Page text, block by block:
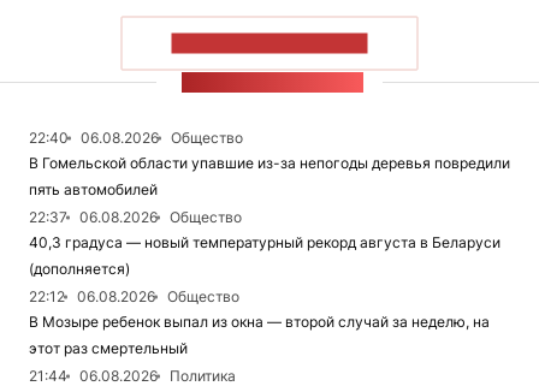
22:40 06.08.2026
Общество
В Гомельской области упавшие из-за непогоды деревья повредили
пять автомобилей
22:37
06.08.2026
Общество
40,3 градуса — новый температурный рекорд августа в Беларуси
(дополняется)
22:12
06.08.2026
Общество
В Мозыре ребенок выпал из окна — второй случай за неделю, на
этот раз смертельный
21:44
06.08.2026
Политика